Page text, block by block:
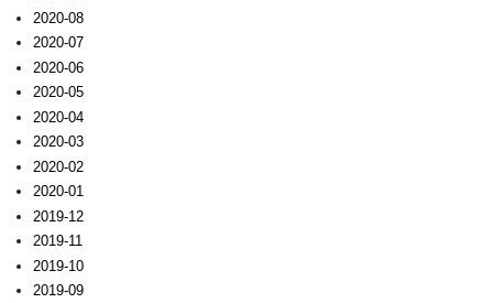
2020-08
2020-07
2020-06
2020-05
2020-04
2020-03
2020-02
2020-01
2019-12
2019-11
2019-10
2019-09